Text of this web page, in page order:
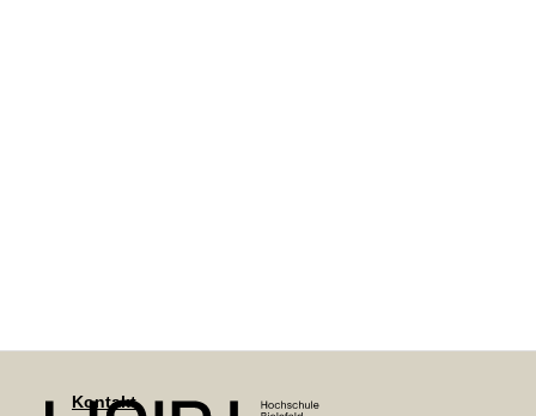
Kontakt